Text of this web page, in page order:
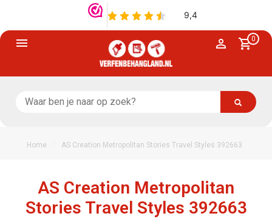
0
Home AS Creation Metropolitan Stories Travel Styles 392663
AS Creation Metropolitan
Stories Travel Styles 392663